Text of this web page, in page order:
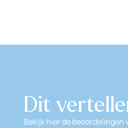
Dit
Bekijk hier de